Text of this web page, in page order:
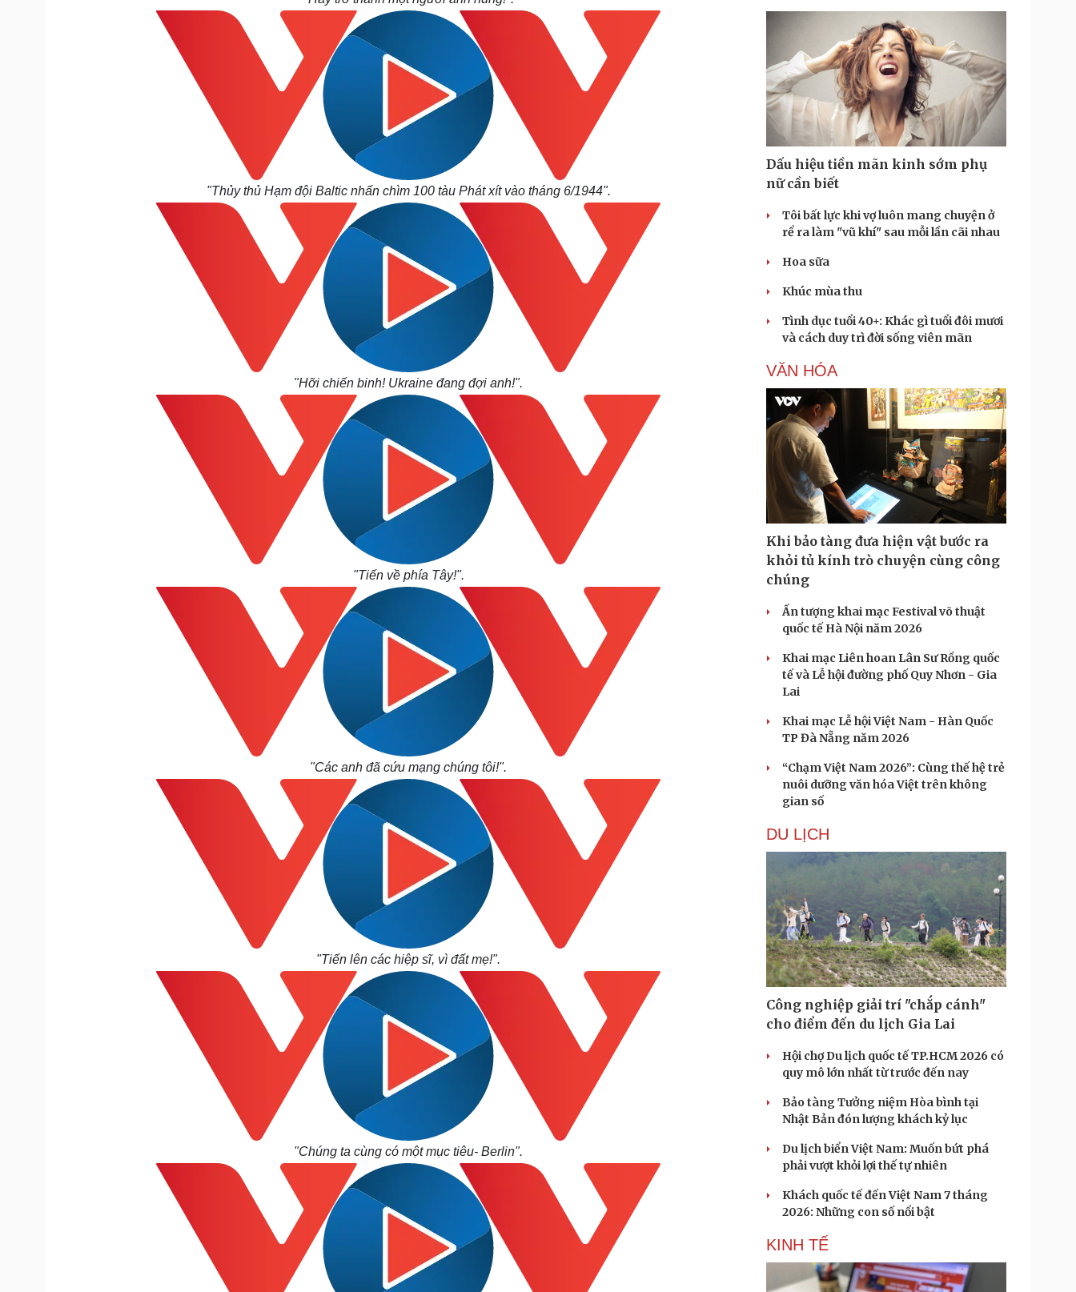
"Thủy thủ Hạm đội Baltic nhấn chìm 100 tàu Phát xít vào tháng 6/1944".
"Hỡi chiến binh! Ukraine đang đợi anh!".
"Tiến về phía Tây!".
"Các anh đã cứu mạng chúng tôi!".
"Tiến lên các hiệp sĩ, vì đất mẹ!".
"Chúng ta cùng có một mục tiêu- Berlin".
Dấu hiệu tiền mãn kinh sớm phụ
nữ cần biết
Tôi bất lực khi vợ luôn mang chuyện ở
rể ra làm "vũ khí" sau mỗi lần cãi nhau
Hoa sữa
Khúc mùa thu
Tình dục tuổi 40+: Khác gì tuổi đôi mươi
và cách duy trì đời sống viên mãn
VĂN HÓA
Khi bảo tàng đưa hiện vật bước ra
khỏi tủ kính trò chuyện cùng công
chúng
Ấn tượng khai mạc Festival võ thuật
quốc tế Hà Nội năm 2026
Khai mạc Liên hoan Lân Sư Rồng quốc
tế và Lễ hội đường phố Quy Nhơn - Gia
Lai
Khai mạc Lễ hội Việt Nam - Hàn Quốc
TP Đà Nẵng năm 2026
“Chạm Việt Nam 2026”: Cùng thế hệ trẻ
nuôi dưỡng văn hóa Việt trên không
gian số
DU LỊCH
Công nghiệp giải trí "chắp cánh"
cho điểm đến du lịch Gia Lai
Hội chợ Du lịch quốc tế TP.HCM 2026 có
quy mô lớn nhất từ trước đến nay
Bảo tàng Tưởng niệm Hòa bình tại
Nhật Bản đón lượng khách kỷ lục
Du lịch biển Việt Nam: Muốn bứt phá
phải vượt khỏi lợi thế tự nhiên
Khách quốc tế đến Việt Nam 7 tháng
2026: Những con số nổi bật
KINH TẾ